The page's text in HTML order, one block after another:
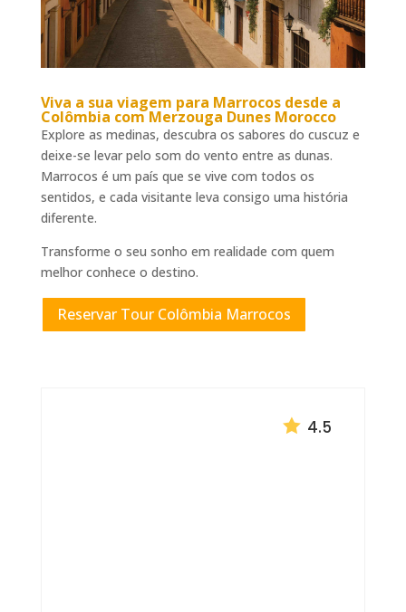
Viva a sua viagem para Marrocos desde a
Colômbia com Merzouga Dunes Morocco
Explore as medinas, descubra os sabores do cuscuz e
deixe-se levar pelo som do vento entre as dunas.
Marrocos é um país que se vive com todos os
sentidos, e cada visitante leva consigo uma história
diferente.
Transforme o seu sonho em realidade com quem
melhor conhece o destino.
Reservar Tour Colômbia Marrocos
 4.5